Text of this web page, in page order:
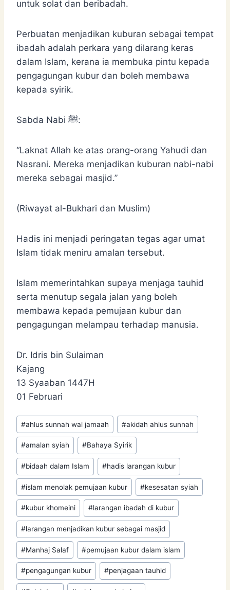
untuk solat dan beribadah.
Perbuatan menjadikan kuburan sebagai tempat
ibadah adalah perkara yang dilarang keras
dalam Islam, kerana ia membuka pintu kepada
pengagungan kubur dan boleh membawa
kepada syirik.
Sabda Nabi ﷺ:
“Laknat Allah ke atas orang-orang Yahudi dan
Nasrani. Mereka menjadikan kuburan nabi-nabi
mereka sebagai masjid.”
(Riwayat al-Bukhari dan Muslim)
Hadis ini menjadi peringatan tegas agar umat
Islam tidak meniru amalan tersebut.
Islam memerintahkan supaya menjaga tauhid
serta menutup segala jalan yang boleh
membawa kepada pemujaan kubur dan
pengagungan melampau terhadap manusia.
Dr. Idris bin Sulaiman
Kajang
13 Syaaban 1447H
01 Februari
Post
Tags:
#ahlus sunnah wal jamaah #akidah ahlus sunnah
#amalan syiah #Bahaya Syirik
#bidaah dalam Islam #hadis larangan kubur
#islam menolak pemujaan kubur #kesesatan syiah
#kubur khomeini #larangan ibadah di kubur
#larangan menjadikan kubur sebagai masjid
#Manhaj Salaf #pemujaan kubur dalam islam
#pengagungan kubur #penjagaan tauhid